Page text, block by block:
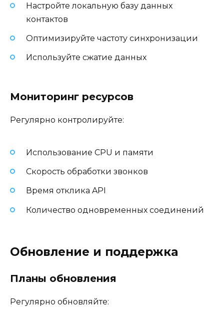
Настройте локальную базу данных
контактов
Оптимизируйте частоту синхронизации
Используйте сжатие данных
Мониторинг ресурсов
Регулярно контролируйте:
Использование CPU и памяти
Скорость обработки звонков
Время отклика API
Количество одновременных соединений
Обновление и поддержка
Планы обновления
Регулярно обновляйте: